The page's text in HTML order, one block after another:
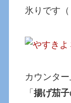
氷りです（
カウンタ
「揚げ茄